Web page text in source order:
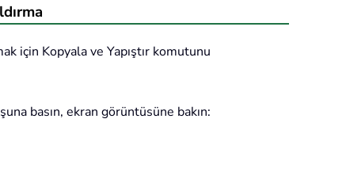
için Kopyala ve Yapıştır komutunu
basın, ekran görüntüsüne bakın: